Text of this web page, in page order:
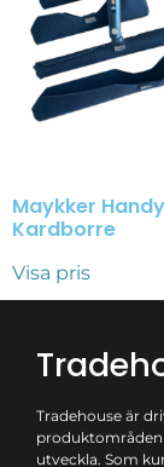
Maykker
Kardborre
Visa pris
Tradehouse är
utveckla. Som